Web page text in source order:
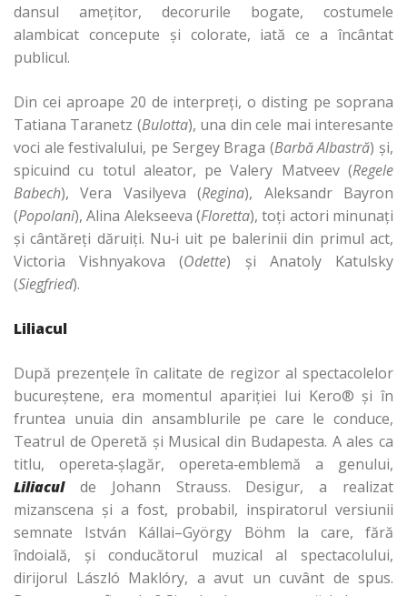
dansul ameţitor, decorurile bogate, costumele
alambicat concepute şi colorate, iată ce a încântat
publicul.
Din cei aproape 20 de interpreţi, o disting pe soprana
Tatiana Taranetz (Bulotta), una din cele mai interesante
voci ale festivalului, pe Sergey Braga (Barbă Albastră) şi,
spicuind cu totul aleator, pe Valery Matveev (Regele
Babech), Vera Vasilyeva (Regina), Aleksandr Bayron
(Popolani), Alina Alekseeva (Floretta), toţi actori minunaţi
şi cântăreţi dăruiţi. Nu‑i uit pe balerinii din primul act,
Victoria Vishnyakova (Odette) şi Anatoly Katulsky
(Siegfried).
Liliacul
După prezenţele în calitate de regizor al spectacolelor
bucureştene, era momentul apariţiei lui Kero® şi în
fruntea unuia din ansamblurile pe care le conduce,
Teatrul de Operetă şi Musical din Budapesta. A ales ca
titlu, opereta‑şlagăr, opereta‑emblemă a genului,
Liliacul de Johann Strauss. Desigur, a realizat
mizanscena şi a fost, probabil, inspiratorul versiunii
semnate István Kállai–György Böhm la care, fără
îndoială, şi conducătorul muzical al spectacolului,
dirijorul László Maklóry, a avut un cuvânt de spus.